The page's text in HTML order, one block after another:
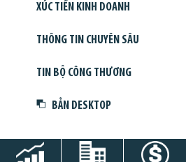
XÚC TIẾN KINH DOANH
THÔNG TIN CHUYÊN SÂU
TIN BỘ CÔNG THƯƠNG
BẢN DESKTOP